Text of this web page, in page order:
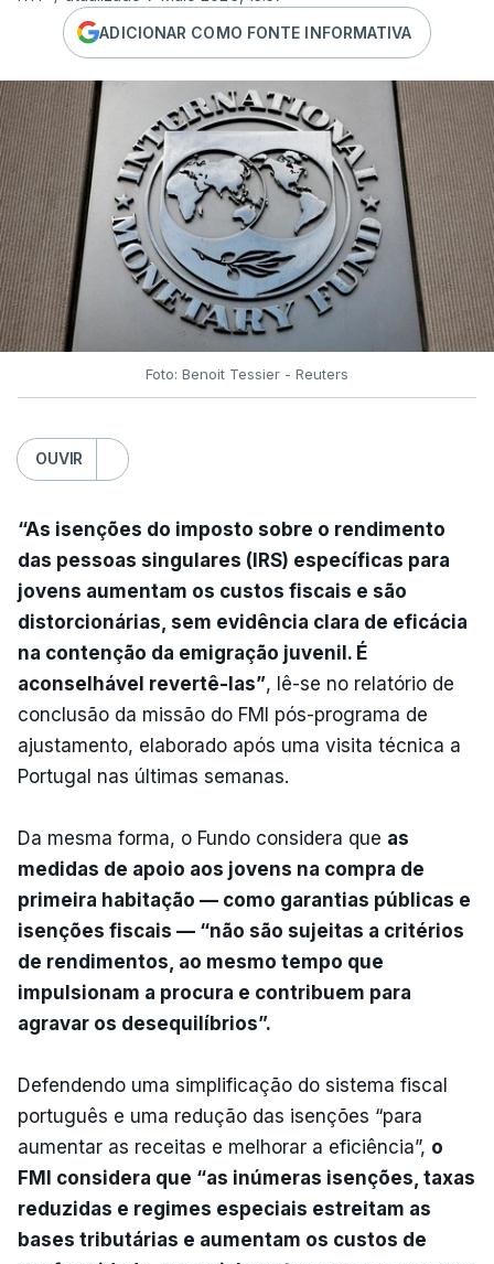
ADICIONAR COMO FONTE INFORMATIVA
Foto: Benoit Tessier - Reuters
OUVIR
“As isenções do imposto sobre o rendimento
das pessoas singulares (IRS) específicas para
jovens aumentam os custos fiscais e são
distorcionárias, sem evidência clara de eficácia
na contenção da emigração juvenil. É
aconselhável revertê-las”, lê-se no relatório de
conclusão da missão do FMI pós-programa de
ajustamento, elaborado após uma visita técnica a
Portugal nas últimas semanas.
Da mesma forma, o Fundo considera que as
medidas de apoio aos jovens na compra de
primeira habitação — como garantias públicas e
isenções fiscais — “não são sujeitas a critérios
de rendimentos, ao mesmo tempo que
impulsionam a procura e contribuem para
agravar os desequilíbrios”.
Defendendo uma simplificação do sistema fiscal
português e uma redução das isenções “para
aumentar as receitas e melhorar a eficiência”, o
FMI considera que “as inúmeras isenções, taxas
reduzidas e regimes especiais estreitam as
bases tributárias e aumentam os custos de